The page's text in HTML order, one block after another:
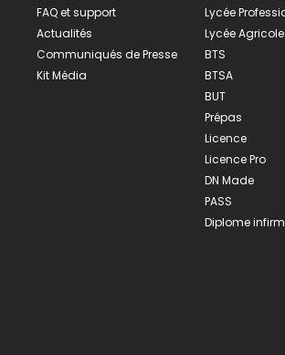
FAQ et support
Actualités
Communiqués de Presse
Kit Média
Lycée
Lycée Agricole
BTS
BTSA
BUT
Prépas
Licence
Licence Pro
DN Made
PASS
Diplome